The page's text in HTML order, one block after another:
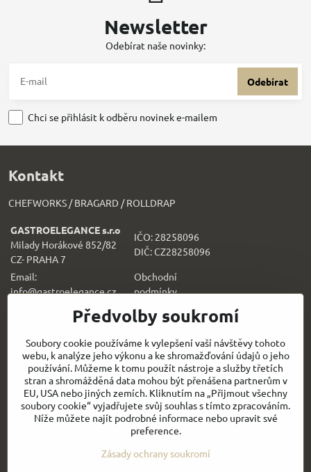
Newsletter
Odebírat naše novinky:
Odebírat
Chci se přihlásit k odběru novinek e-mailem
Kontakt
CHEFWORKS / BRAGARD / ROLLDRAP
GASTROELEGANCE s.r.o
Milady Horákové 852/82
CZ- PRAHA 7
IČO: 28258096
DIČ: CZ28258096
Email:
info@gastroelegance.cz
Obchodní
podmínky
Všechno k nákupu
Sledujte naše novinky i na sítích:
Facebook Instagram
Rychlý kontakt
Předvolby soukromí
Soubory cookie používáme k vylepšení vaší návštěvy tohoto
webu, k analýze jeho výkonu a ke shromažďování údajů o jeho
používání. Můžeme k tomu použít nástroje a služby třetích
stran a shromážděná data mohou být přenášena partnerům v
EU, USA nebo jiných zemích. Kliknutím na „Přijmout všechny
soubory cookie“ vyjadřujete svůj souhlas s tímto zpracováním.
Níže můžete najít podrobné informace nebo upravit své
preference.
Zásady ochrany soukromí